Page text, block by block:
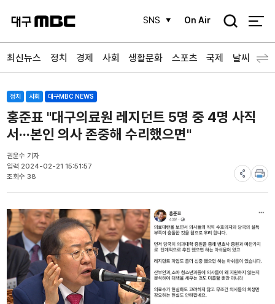
SNS On Air
검
최신뉴스 정치 경제 사회 생활문화 스포츠 국제 날씨
정치 사회 대구MBC NEWS
홍준표 "대구의료원 레지던트 5명 중 4명 사직
서···본인 의사 존중해 수리했으면"
권윤수 기자
입력 2024-02-21 15:51:57
조회수 38